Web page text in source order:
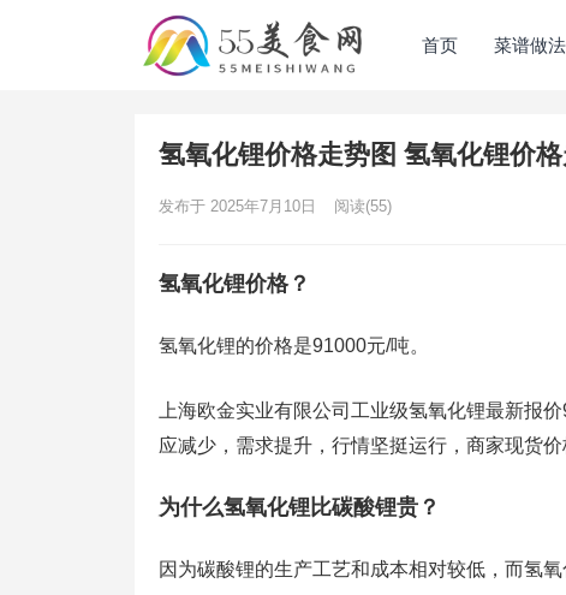
首页 菜谱做法
氢氧化锂价格走势图 氢氧化锂价
发布于 2025年7月10日 阅读(55)
氢氧化锂价格？
氢氧化锂的价格是91000元/吨。
上海欧金实业有限公司工业级氢氧化锂最新报
应减少，需求提升，行情坚挺运行，商家现货
为什么氢氧化锂比碳酸锂贵？
因为碳酸锂的生产工艺和成本相对较低，而氢